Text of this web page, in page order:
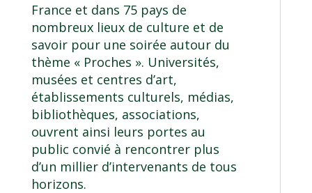
France et dans 75 pays de
nombreux lieux de culture et de
savoir pour une soirée autour du
thème « Proches ». Universités,
musées et centres d’art,
établissements culturels, médias,
bibliothèques, associations,
ouvrent ainsi leurs portes au
public convié à rencontrer plus
d’un millier d’intervenants de tous
horizons.